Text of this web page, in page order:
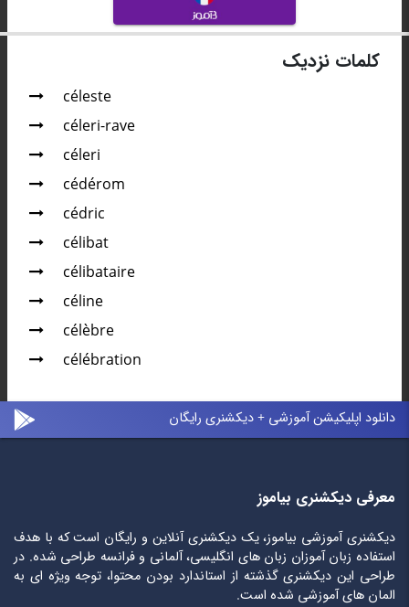
کلمات نزدیک
céleste
céleri-rave
céleri
cédérom
cédric
célibat
célibataire
céline
célèbre
célébration
دانلود اپلیکیشن آموزشی + دیکشنری رایگان
معرفی دیکشنری بیاموز
دیکشنری آموزشی بیاموز، یک دیکشنری آنلاین و رایگان است که با هدف
استفاده زبان آموزان زبان های انگلیسی، آلمانی و فرانسه طراحی شده. در
طراحی این دیکشنری گذشته از استاندارد بودن محتوا، توجه ویژه ای به
المان های آموزشی شده است.